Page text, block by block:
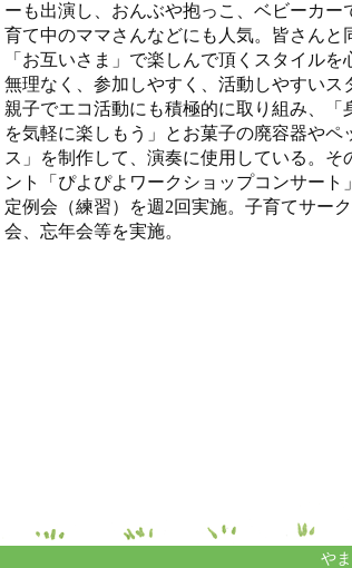
ーも出演し、おんぶや抱っこ、ベビーカ
育て中のママさんなどにも人気。皆さんと
「お互いさま」で楽しんで頂くスタイル
無理なく、参加しやすく、活動しやすいス
親子でエコ活動にも積極的に取り組み、
を気軽に楽しもう」とお菓子の廃容器や
ス」を制作して、演奏に使用している。
ント「ぴよぴよワークショップコンサート
定例会（練習）を週2回実施。子育てサー
会、忘年会等を実施。
や